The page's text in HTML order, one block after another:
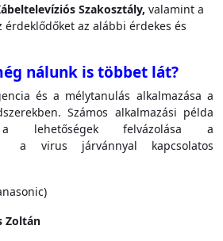
Szakosztály, valamint a
érdeklődőket az alábbi érdekes és
nálunk is többet lát?
és a mélytanulás alkalmazása a
Számos alkalmazási példa
lehetőségek felvázolása a
a virus járvánnyal kapcsolatos
Zoltán